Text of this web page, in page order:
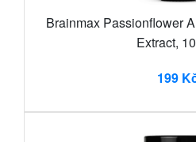
Brainmax Passionflower
Extract,
199